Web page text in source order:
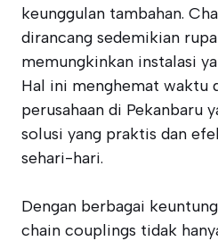
keunggulan tambahan.
dirancang sedemikian
memungkinkan instalasi
Hal ini menghemat waktu
perusahaan di Pekanbaru
solusi yang praktis dan
sehari-hari.
Dengan berbagai
chain couplings tidak